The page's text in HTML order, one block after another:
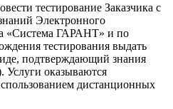
тестирование Заказчика с
Электронного
«Система ГАРАНТ» и по
тестирования выдать
подтверждающий знания
Услуги оказываются
дистанционных